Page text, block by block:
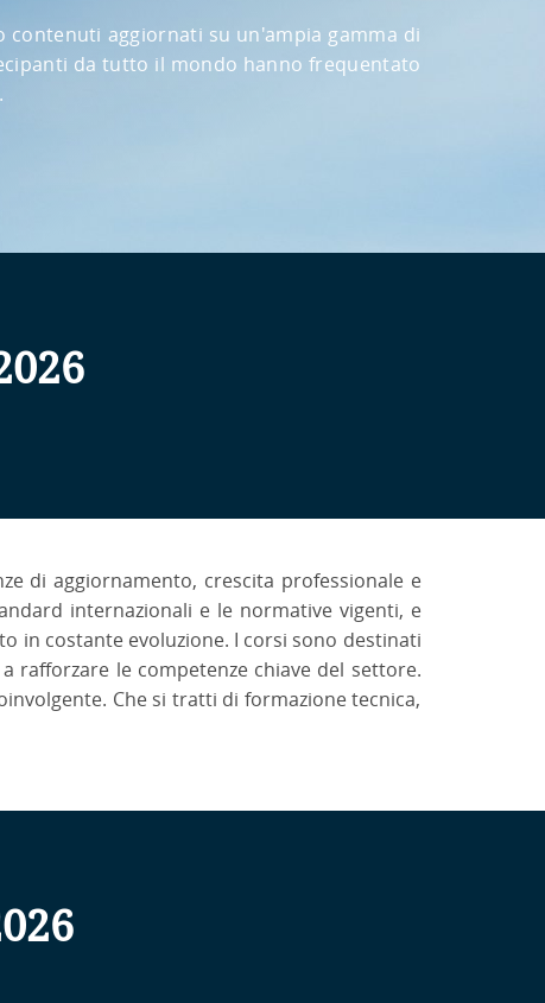
aggiornati su un'ampia gamma di
da tutto il mondo hanno frequentato
di aggiornamento, crescita professionale e
internazionali e le normative vigenti, e
in costante evoluzione. I corsi sono destinati
rafforzare le competenze chiave del settore.
Che si tratti di formazione tecnica,